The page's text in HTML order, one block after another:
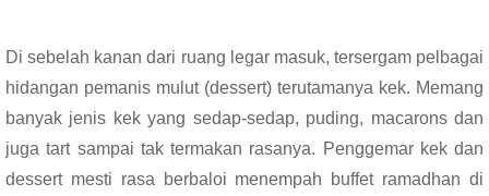
Di sebelah kanan dari ruang legar masuk, tersergam pelbagai
hidangan pemanis mulut (dessert) terutamanya kek. Memang
banyak jenis kek yang sedap-sedap, puding, macarons dan
juga tart sampai tak termakan rasanya. Penggemar kek dan
dessert mesti rasa berbaloi menempah buffet ramadhan di